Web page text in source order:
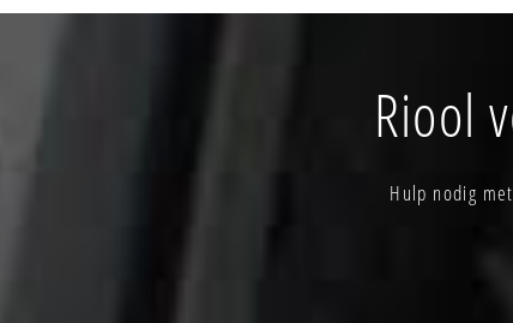
Riool
Hulp nodig